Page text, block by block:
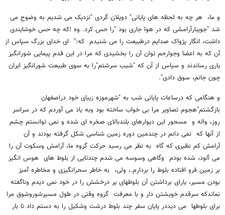
و ما، هر چه به لحظه های پایانی" دوپلان گردی "نزدیک می شدیم به وضوح می
شد "جویبارآرامشی که در هوا جاری بود "را حس کرد. وه !که چه حس خوشایندی
داشت، انگار پژواک صدایم درطبیعت را می شنیدم که:" ای خدای بزرگ سپاس از
آن که به اعضا وجوارحم توان آن را بخشیدی که مرا در این قدم پیمایی شورانگیز
یاری رساندند و سپاس از آن که "شیب سرشتم"را به سوی طبیعت شورانگیز ایران
چون جانم، سوق دادی".
و هنگامی که درساعات پایانی شب به "شهرموزه زیبای خود دراصفهان
بازگشتم"هجوم تصاویر مرا بی خواب ساخته بود وبه یاد می آوردم که در سراسر
روز، واله و مسحور این دیوارهای بلندبالای صخره ای شده و نمی توانستم چشم
از آنها که نمی دانم در چندمین دوره زمین شناسی شکل گرفته بودند و آن
آرامش کم نظیری که گاه به نظر می رسید حرکت گروه ما، آرامش وسکوت آن را
می آلود، شده بودم وگاهی وسوسه می شدم چندتایی از بلوط های هوس انگیز
بر زمین فرو افتاده بلوط را بردارم.، ولی، به خاطر سحرانگیزی و مخاطره آمیز
بودن مسیر، یارای برداشتن آن بلوطهای پر درخشش را در خود نمی دیدم وناگفته
نماندکه سرقدم خویشتن دار و با معرفت گروه وقتی در طول مسیرشوروشوق مرا
برای بلوطها می دیددر پایان سفر چند بلوط درشت وشکیل را به دستم داد تا بار